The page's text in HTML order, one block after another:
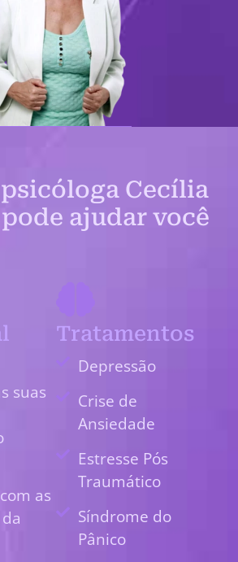
Cecília
ajudar você
suas
as
Tratamentos
Depressão
Crise de
Ansiedade
Estresse Pós
Traumático
Síndrome do
Pânico